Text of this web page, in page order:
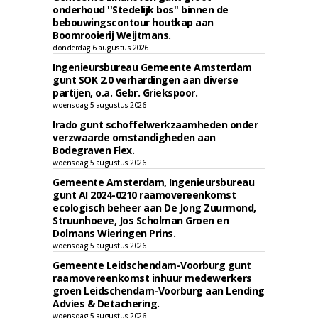
onderhoud ''Stedelijk bos'' binnen de
bebouwingscontour houtkap aan
Boomrooierij Weijtmans.
donderdag 6 augustus 2026
Ingenieursbureau Gemeente Amsterdam
gunt SOK 2.0 verhardingen aan diverse
partijen, o.a. Gebr. Griekspoor.
woensdag 5 augustus 2026
Irado gunt schoffelwerkzaamheden onder
verzwaarde omstandigheden aan
Bodegraven Flex.
woensdag 5 augustus 2026
Gemeente Amsterdam, Ingenieursbureau
gunt AI 2024-0210 raamovereenkomst
ecologisch beheer aan De Jong Zuurmond,
Struunhoeve, Jos Scholman Groen en
Dolmans Wieringen Prins.
woensdag 5 augustus 2026
Gemeente Leidschendam-Voorburg gunt
raamovereenkomst inhuur medewerkers
groen Leidschendam-Voorburg aan Lending
Advies & Detachering.
woensdag 5 augustus 2026